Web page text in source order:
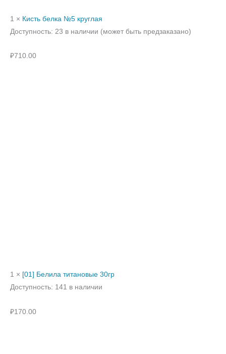
1 × Кисть белка №5 круглая
Доступность: 23 в наличии (может быть предзаказано)
₽710.00
1 × [01] Белила титановые 30гр
Доступность: 141 в наличии
₽170.00